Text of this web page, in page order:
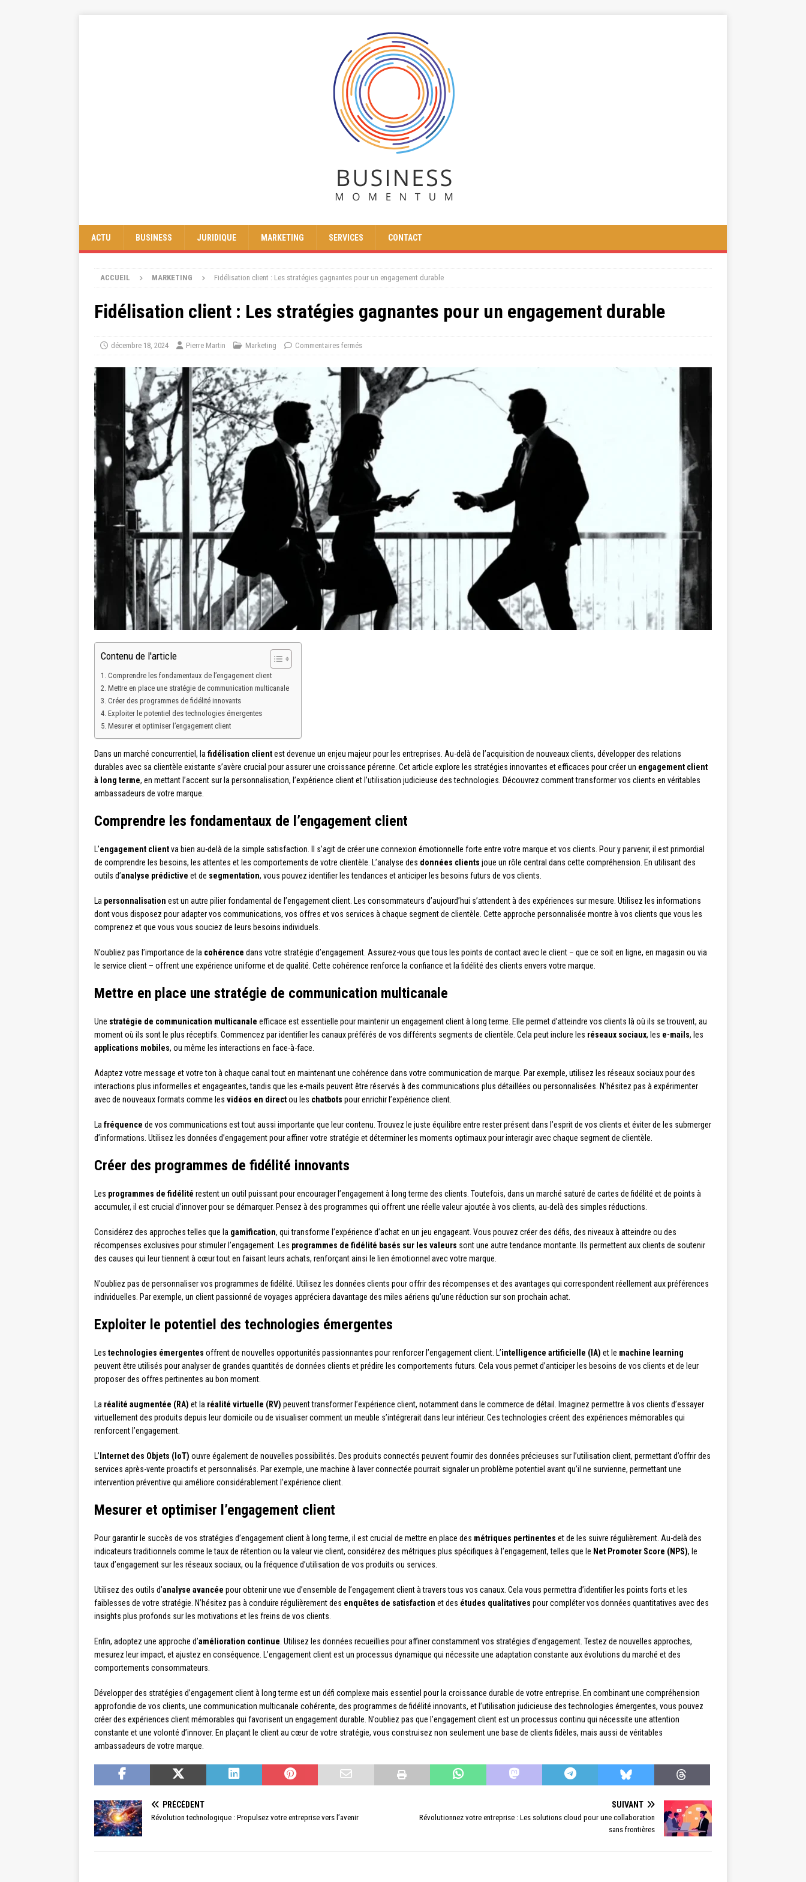
ACTU BUSINESS JURIDIQUE MARKETING SERVICES CONTACT
ACCUEIL MARKETING Fidélisation client : Les stratégies gagnantes pour un engagement durable
Fidélisation client : Les stratégies gagnantes pour un engagement durable
décembre 18, 2024 Pierre Martin Marketing Commentaires fermés
Contenu de l'article
Comprendre les fondamentaux de l’engagement client
Mettre en place une stratégie de communication multicanale
Créer des programmes de fidélité innovants
Exploiter le potentiel des technologies émergentes
Mesurer et optimiser l’engagement client
Dans un marché concurrentiel, la fidélisation clientest devenue un enjeu majeur pour les entreprises. Au-delà de l’acquisition de nouveaux clients, développer des relations
durables avec sa clientèle existante s’avère crucial pour assurer une croissance pérenne. Cet article explore les stratégies innovantes et efficaces pour créer un engagement client
à long terme, en mettant l’accent sur la personnalisation, l’expérience client et l’utilisation judicieuse des technologies. Découvrez comment transformer vos clients en véritables
ambassadeurs de votre marque.
Comprendre les fondamentaux de l’engagement client
L’engagement clientva bien au-delà de la simple satisfaction. Il s’agit de créer une connexion émotionnelle forte entre votre marque et vos clients. Pour y parvenir, il est primordial
de comprendre les besoins, les attentes et les comportements de votre clientèle. L’analyse des données clients joue un rôle central dans cette compréhension. En utilisant des
outils d’analyse prédictive et de segmentation, vous pouvez identifier les tendances et anticiper les besoins futurs de vos clients.
La personnalisation est un autre pilier fondamental de l’engagement client. Les consommateurs d’aujourd’hui s’attendent à des expériences sur mesure. Utilisez les informations
dont vous disposez pour adapter vos communications, vos offres et vos services à chaque segment de clientèle. Cette approche personnalisée montre à vos clients que vous les
comprenez et que vous vous souciez de leurs besoins individuels.
N’oubliez pas l’importance de la cohérence dans votre stratégie d’engagement. Assurez-vous que tous les points de contact avec le client – que ce soit en ligne, en magasin ou via
le service client – offrent une expérience uniforme et de qualité. Cette cohérence renforce la confiance et la fidélité des clients envers votre marque.
Mettre en place une stratégie de communication multicanale
Une stratégie de communication multicanale efficace est essentielle pour maintenir un engagement client à long terme. Elle permet d’atteindre vos clients là où ils se trouvent, au
moment où ils sont le plus réceptifs. Commencez par identifier les canaux préférés de vos différents segments de clientèle. Cela peut inclure les réseaux sociaux, les e-mails, les
applications mobiles, ou même les interactions en face-à-face.
Adaptez votre message et votre ton à chaque canal tout en maintenant une cohérence dans votre communication de marque. Par exemple, utilisez les réseaux sociaux pour des
interactions plus informelles et engageantes, tandis que les e-mails peuvent être réservés à des communications plus détaillées ou personnalisées. N’hésitez pas à expérimenter
avec de nouveaux formats comme les vidéos en directou les chatbots pour enrichir l’expérience client.
La fréquence de vos communications est tout aussi importante que leur contenu. Trouvez le juste équilibre entre rester présent dans l’esprit de vos clients et éviter de les submerger
d’informations. Utilisez les données d’engagement pour affiner votre stratégie et déterminer les moments optimaux pour interagir avec chaque segment de clientèle.
Créer des programmes de fidélité innovants
Les programmes de fidélité restent un outil puissant pour encourager l’engagement à long terme des clients. Toutefois, dans un marché saturé de cartes de fidélité et de points à
accumuler, il est crucial d’innover pour se démarquer. Pensez à des programmes qui offrent une réelle valeur ajoutée à vos clients, au-delà des simples réductions.
Considérez des approches telles que la gamification, qui transforme l’expérience d’achat en un jeu engageant. Vous pouvez créer des défis, des niveaux à atteindre ou des
récompenses exclusives pour stimuler l’engagement. Les programmes de fidélité basés sur les valeurs sont une autre tendance montante. Ils permettent aux clients de soutenir
des causes qui leur tiennent à cœur tout en faisant leurs achats, renforçant ainsi le lien émotionnel avec votre marque.
N’oubliez pas de personnaliser vos programmes de fidélité. Utilisez les données clients pour offrir des récompenses et des avantages qui correspondent réellement aux préférences
individuelles. Par exemple, un client passionné de voyages appréciera davantage des miles aériens qu’une réduction sur son prochain achat.
Exploiter le potentiel des technologies émergentes
Les technologies émergentes offrent de nouvelles opportunités passionnantes pour renforcer l’engagement client. L’intelligence artificielle (IA) et le machine learning
peuvent être utilisés pour analyser de grandes quantités de données clients et prédire les comportements futurs. Cela vous permet d’anticiper les besoins de vos clients et de leur
proposer des offres pertinentes au bon moment.
La réalité augmentée (RA) et la réalité virtuelle (RV) peuvent transformer l’expérience client, notamment dans le commerce de détail. Imaginez permettre à vos clients d’essayer
virtuellement des produits depuis leur domicile ou de visualiser comment un meuble s’intégrerait dans leur intérieur. Ces technologies créent des expériences mémorables qui
renforcent l’engagement.
L’ Internet des Objets (IoT) ouvre également de nouvelles possibilités. Des produits connectés peuvent fournir des données précieuses sur l’utilisation client, permettant d’offrir des
services après-vente proactifs et personnalisés. Par exemple, une machine à laver connectée pourrait signaler un problème potentiel avant qu’il ne survienne, permettant une
intervention préventive qui améliore considérablement l’expérience client.
Mesurer et optimiser l’engagement client
Pour garantir le succès de vos stratégies d’engagement client à long terme, il est crucial de mettre en place des métriques pertinentes et de les suivre régulièrement. Au-delà des
indicateurs traditionnels comme le taux de rétention ou la valeur vie client, considérez des métriques plus spécifiques à l’engagement, telles que le Net Promoter Score (NPS), le
taux d’engagement sur les réseaux sociaux, ou la fréquence d’utilisation de vos produits ou services.
Utilisez des outils d’analyse avancée pour obtenir une vue d’ensemble de l’engagement client à travers tous vos canaux. Cela vous permettra d’identifier les points forts et les
faiblesses de votre stratégie. N’hésitez pas à conduire régulièrement des enquêtes de satisfaction et des études qualitatives pour compléter vos données quantitatives avec des
insights plus profonds sur les motivations et les freins de vos clients.
Enfin, adoptez une approche d’amélioration continue . Utilisez les données recueillies pour affiner constamment vos stratégies d’engagement. Testez de nouvelles approches,
mesurez leur impact, et ajustez en conséquence. L’engagement client est un processus dynamique qui nécessite une adaptation constante aux évolutions du marché et des
comportements consommateurs.
Développer des stratégies d’engagement client à long terme est un défi complexe mais essentiel pour la croissance durable de votre entreprise. En combinant une compréhension
approfondie de vos clients, une communication multicanale cohérente, des programmes de fidélité innovants, et l’utilisation judicieuse des technologies émergentes, vous pouvez
créer des expériences client mémorables qui favorisent un engagement durable. N’oubliez pas que l’engagement client est un processus continu qui nécessite une attention
constante et une volonté d’innover. En plaçant le client au cœur de votre stratégie, vous construisez non seulement une base de clients fidèles, mais aussi de véritables
ambassadeurs de votre marque.
PRÉCÉDENT
Révolution technologique : Propulsez votre entreprise vers l’avenir
SUIVANT
Révolutionnez votre entreprise : Les solutions cloud pour une collaboration
sans frontières